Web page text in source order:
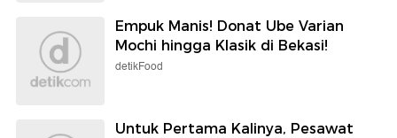
Empuk Manis! Donat Ube Varian
Mochi hingga Klasik di Bekasi!
detikFood
Untuk Pertama Kalinya, Pesawat